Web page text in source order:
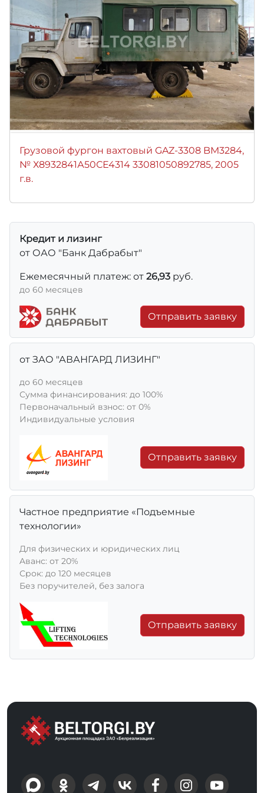
Грузовой фургон вахтовый GAZ-3308 BM3284,
№ Х8932841А50СЕ4314 33081050892785, 2005
г.в.
Кредит и лизинг
от ОАО "Банк Дабрабыт"
Ежемесячный платеж: от 26,93 руб.
до 60 месяцев
Отправить заявку
от ЗАО "АВАНГАРД ЛИЗИНГ"
до 60 месяцев
Сумма финансирования: до 100%
Первоначальный взнос: от 0%
Индивидуальные условия
Отправить заявку
Частное предприятие «Подъемные
технологии»
Для физических и юридических лиц
Aванс: от 20%
Срок: до 120 месяцев
Без поручителей, без залога
Отправить заявку